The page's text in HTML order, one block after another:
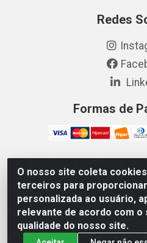
O nosso site coleta
terceiros para
personalizada ao usuário,
relevante de acordo com
qualidade do nosso site.
Redes
Formas de
Vetcom Distribuidora de
Barreto, 1040 - Barroso,
- CNPJ